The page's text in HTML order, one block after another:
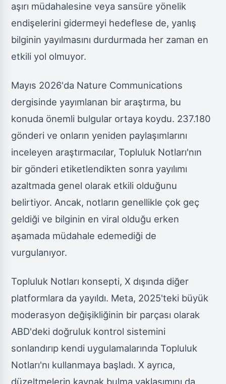
aşırı müdahalesine veya sansüre yönelik
endişelerini gidermeyi hedeflese de, yanlış
bilginin yayılmasını durdurmada her zaman en
etkili yol olmuyor.
Mayıs 2026'da Nature Communications
dergisinde yayımlanan bir araştırma, bu
konuda önemli bulgular ortaya koydu. 237.180
gönderi ve onların yeniden paylaşımlarını
inceleyen araştırmacılar, Topluluk Notları'nın
bir gönderi etiketlendikten sonra yayılımı
azaltmada genel olarak etkili olduğunu
belirtiyor. Ancak, notların genellikle çok geç
geldiği ve bilginin en viral olduğu erken
aşamada müdahale edemediği de
vurgulanıyor.
Topluluk Notları konsepti, X dışında diğer
platformlara da yayıldı. Meta, 2025'teki büyük
moderasyon değişikliğinin bir parçası olarak
ABD'deki doğruluk kontrol sistemini
sonlandırıp kendi uygulamalarında Topluluk
Notları'nı kullanmaya başladı. X ayrıca,
düzeltmelerin kaynak bulma yaklaşımını da